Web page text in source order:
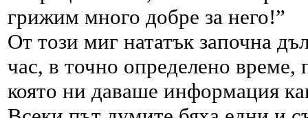
грижим много добре за него!”
От този миг нататък започна
час, в точно определено време,
която ни даваше информация